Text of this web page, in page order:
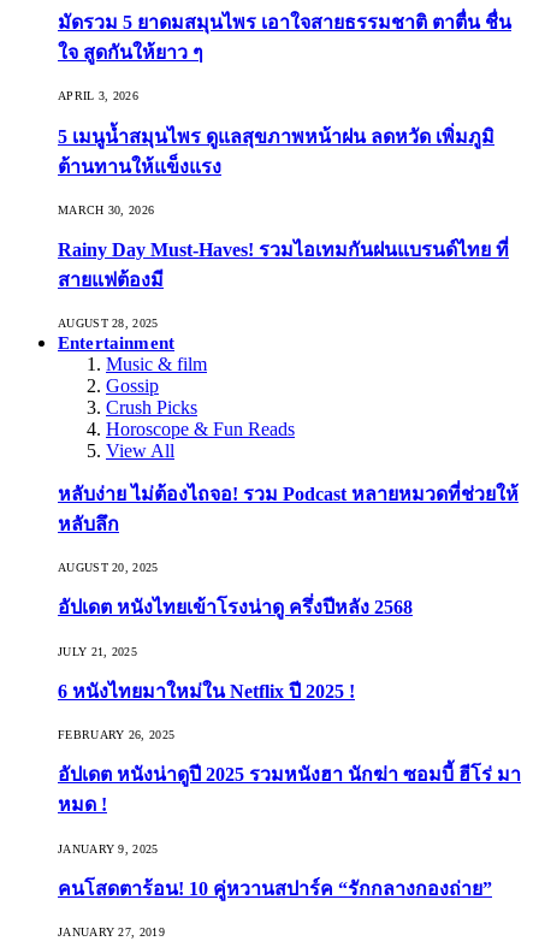
มัดรวม 5 ยาดมสมุนไพร เอาใจสายธรรมชาติ ตาตื่น ชื่น
ใจ สูดกันให้ยาว ๆ
APRIL 3, 2026
5 เมนูน้ำสมุนไพร ดูแลสุขภาพหน้าฝน ลดหวัด เพิ่มภูมิ
ต้านทานให้แข็งแรง
MARCH 30, 2026
Rainy Day Must-Haves! รวมไอเทมกันฝนแบรนด์ไทย ที่
สายแฟต้องมี
AUGUST 28, 2025
Entertainment
Music & film
Gossip
Crush Picks
Horoscope & Fun Reads
View All
หลับง่าย ไม่ต้องไถจอ! รวม Podcast หลายหมวดที่ช่วยให้
หลับลึก
AUGUST 20, 2025
อัปเดต หนังไทยเข้าโรงน่าดู ครึ่งปีหลัง 2568
JULY 21, 2025
6 หนังไทยมาใหม่ใน Netflix ปี 2025 !
FEBRUARY 26, 2025
อัปเดต หนังน่าดูปี 2025 รวมหนังฮา นักฆ่า ซอมบี้ ฮีโร่ มา
หมด !
JANUARY 9, 2025
คนโสดตาร้อน! 10 คู่หวานสปาร์ค “รักกลางกองถ่าย”
JANUARY 27, 2019